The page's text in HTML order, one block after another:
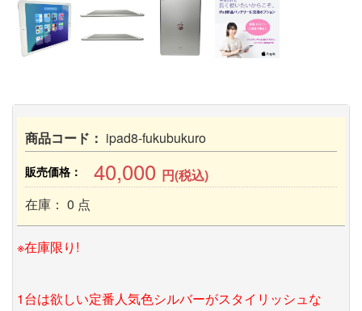
商品コード： ipad8-fukubukuro
販売価格： 40,000 円(税込)
在庫： 0 点
※在庫限り!
1台は欲しい定番人気色シルバーがスタイリッシュな